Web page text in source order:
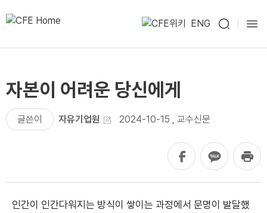
ENG
자본이 어려운 당신에게
글쓴이 자유기업원 2024-10-15 , 교수신문
인간이 인간다워지는 방식이 쌓이는 과정에서 문명이 발달했